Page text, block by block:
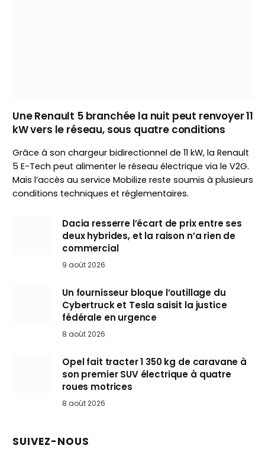
Une Renault 5 branchée la nuit peut renvoyer 11
kW vers le réseau, sous quatre conditions
Grâce à son chargeur bidirectionnel de 11 kW, la Renault
5 E-Tech peut alimenter le réseau électrique via le V2G.
Mais l’accès au service Mobilize reste soumis à plusieurs
conditions techniques et réglementaires.
Dacia resserre l’écart de prix entre ses
deux hybrides, et la raison n’a rien de
commercial
9 août 2026
Un fournisseur bloque l’outillage du
Cybertruck et Tesla saisit la justice
fédérale en urgence
8 août 2026
Opel fait tracter 1 350 kg de caravane à
son premier SUV électrique à quatre
roues motrices
8 août 2026
SUIVEZ-NOUS